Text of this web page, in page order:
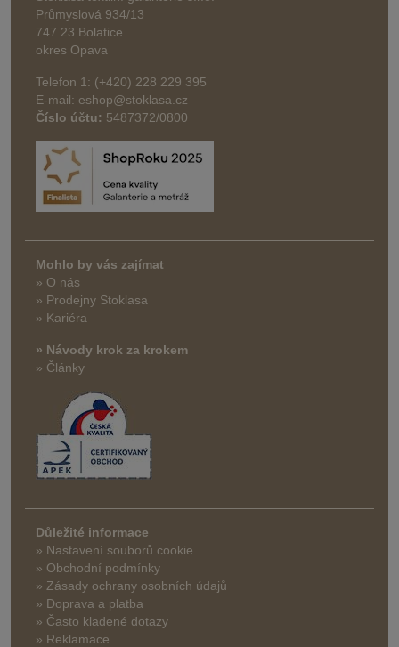
Průmyslová 934/13
747 23 Bolatice
okres Opava
Telefon 1: (+420) 228 229 395
E-mail: eshop@stoklasa.cz
Číslo účtu: 5487372/0800
Mohlo by vás zajímat
» O nás
» Prodejny Stoklasa
» Kariéra
» Návody krok za krokem
» Články
Důležité informace
» Nastavení souborů cookie
» Obchodní podmínky
» Zásady ochrany osobních údajů
» Doprava a platba
» Často kladené dotazy
» Reklamace